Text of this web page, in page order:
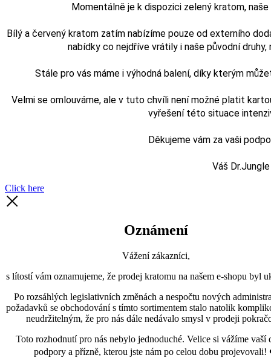
Momentálně je k dispozici zelený kratom,
Bílý a červený kratom zatím nabízíme pouze od externího
nabídky co nejdříve vrátily i naše původní
Stále pro vás máme i výhodná balení, díky kterým
Velmi se omlouváme, ale v tuto chvíli není možné platit
vyřešení této situace
Děkujeme vám za vaši
Váš
Click here
Oznámení
Vážení zákazníci,
s lítostí vám oznamujeme, že prodej kratomu na našem e-shopu byl
Po rozsáhlých legislativních změnách a nespočtu nových
požadavků se obchodování s tímto sortimentem stalo natolik
neudržitelným, že pro nás dále nedávalo smysl v prodeji
Toto rozhodnutí pro nás nebylo jednoduché. Velice si vážíme vaší
podpory a přízně, kterou jste nám po celou dobu